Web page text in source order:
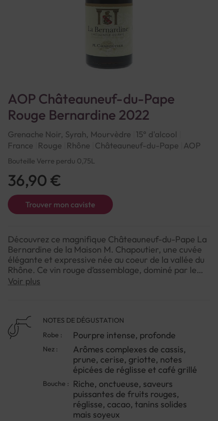
AOP Châteauneuf-du-Pape
Rouge Bernardine 2022
Grenache Noir, Syrah, Mourvèdre 15° d'alcool
France
Rouge Rhône Châteauneuf-du-Pape AOP
Bouteille Verre perdu 0,75L
Trouver mon caviste
36,90 €
Découvrez ce magnifique Châteauneuf-du-Pape La
Bernardine de la Maison M. Chapoutier, une cuvée
élégante et expressive née au coeur de la vallée du
Rhône. Ce vin rouge d’assemblage, dominé par le
Grenache et complété par la Syrah et le Mourvèdre,
sublimé par des notes épicées de réglisse et sur un
fond délicat de café grillé. En bouche, il offre une
attaque riche et onctueuse suivie d’une belle
rondeur, structurée par des tannins puissants mais
élégants, qui prolongent le plaisir.Idéal pour
accompagner des viandes rouges grillées ou un
plateau de fromages, ce magnum vous invite à un
voyage gustatif tout en finesse et à partager de
beaux moments conviviaux. Servez-le entre 16 et
18°C pour en apprécier toute la complexité.
Voir plus
NOTES DE DÉGUSTATION
Robe :
Pourpre intense, profonde
Nez :
Arômes complexes de cassis,
prune, cerise, griotte, notes
épicées de réglisse et café grillé
Bouche : Riche, onctueuse, saveurs
puissantes de fruits rouges,
réglisse, cacao, tanins solides
mais soyeux